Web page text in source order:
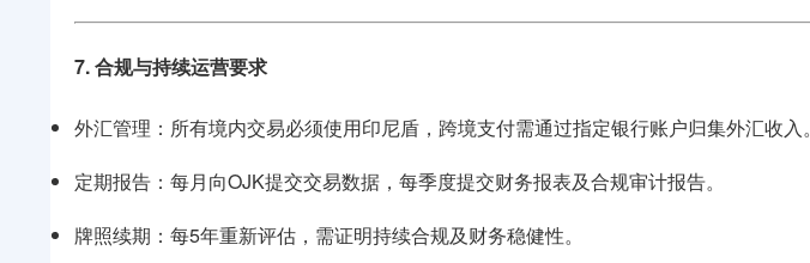
7. 合规与持续运营要求
外汇管理：所有境内交易必须使用印尼盾，跨境支付需通过指定银行账户归集外汇收入。
定期报告：每月向OJK提交交易数据，每季度提交财务报表及合规审计报告。
牌照续期：每5年重新评估，需证明持续合规及财务稳健性。